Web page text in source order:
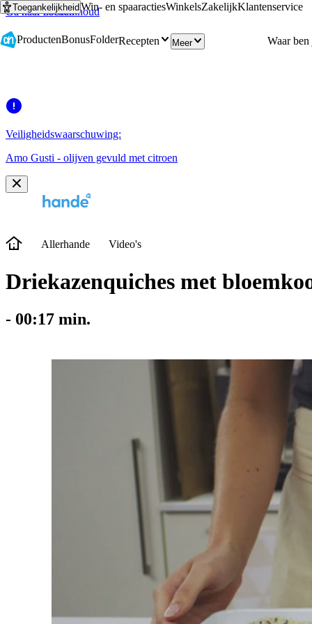
Ga naar hoofdinhoud
Ga naar zoeken
ToegankelijkheidWin- en spaaractiesWinkelsZakelijkKlantenservice
ProductenBonusFolderRecepten Meer
Veiligheidswaarschuwing:
Amo Gusti - olijven gevuld met citroen
Allerhande Video's
Driekazenquiches met
- 00:17 min.